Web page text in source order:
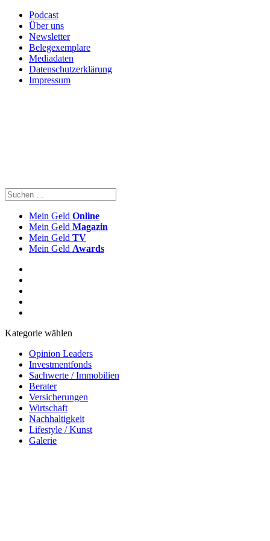
Podcast
Über uns
Newsletter
Belegexemplare
Mediadaten
Datenschutzerklärung
Impressum
Mein Geld Online
Mein Geld Magazin
Mein Geld TV
Mein Geld Awards
Kategorie wählen
Opinion Leaders
Investmentfonds
Sachwerte / Immobilien
Berater
Versicherungen
Wirtschaft
Nachhaltigkeit
Lifestyle / Kunst
Galerie